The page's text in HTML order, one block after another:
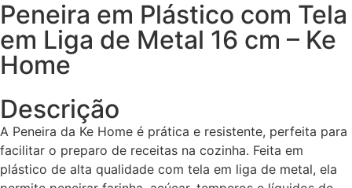
Peneira em Plástico com Tela
em Liga de Metal 16 cm – Ke
Home
Descrição
A Peneira da Ke Home é prática e resistente, perfeita para
facilitar o preparo de receitas na cozinha. Feita em
plástico de alta qualidade com tela em liga de metal, ela